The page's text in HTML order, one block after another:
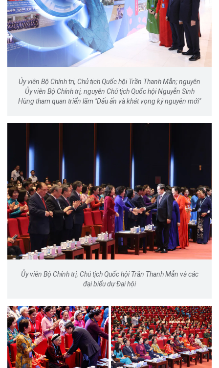
Ủy viên Bộ Chính trị, Chủ tịch Quốc hội Trần Thanh Mẫn; nguyên
Ủy viên Bộ Chính trị, nguyên Chủ tịch Quốc hội Nguyễn Sinh
Hùng tham quan triển lãm "Dấu ấn và khát vọng kỷ nguyên mới"
Ủy viên Bộ Chính trị, Chủ tịch Quốc hội Trần Thanh Mẫn và các
đại biểu dự Đại hội